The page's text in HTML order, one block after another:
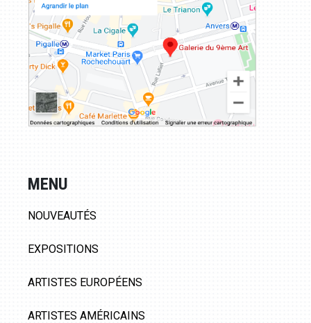
MENU
NOUVEAUTÉS
EXPOSITIONS
ARTISTES EUROPÉENS
ARTISTES AMÉRICAINS